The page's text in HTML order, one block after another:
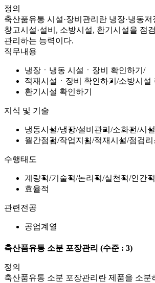
정의
축산품유통 시설·장비관리란 냉장·냉동저
창고시설·설비, 소방시설, 환기시설을 점
관리하는 능력이다.
직무내용
냉장ㆍ냉동 시설ㆍ장비 확인하기
적재시설ㆍ장비 확인하기
소방시설
환기시설 확인하기
지식 및 기술
냉동시설 냉장 설비관리 소화전 시설
월간점검 작업지침 적재시설 점검리
수행태도
계량적 기술적 논리적 실천적 인간적
효율적
관련전공
공업계열
축산품유통 소분 포장관리 (수준 : 3)
정의
축산품유통 소분 포장관리란 제품을 소분